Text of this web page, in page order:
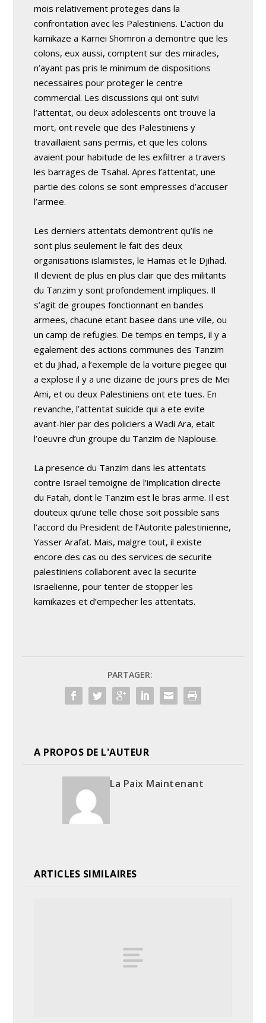
mois relativement proteges dans la
confrontation avec les Palestiniens. L’action du
kamikaze a Karnei Shomron a demontre que les
colons, eux aussi, comptent sur des miracles,
n’ayant pas pris le minimum de dispositions
necessaires pour proteger le centre
commercial. Les discussions qui ont suivi
l’attentat, ou deux adolescents ont trouve la
mort, ont revele que des Palestiniens y
travaillaient sans permis, et que les colons
avaient pour habitude de les exfiltrer a travers
les barrages de Tsahal. Apres l’attentat, une
partie des colons se sont empresses d’accuser
l’armee.
Les derniers attentats demontrent qu’ils ne
sont plus seulement le fait des deux
organisations islamistes, le Hamas et le Djihad.
Il devient de plus en plus clair que des militants
du Tanzim y sont profondement impliques. Il
s’agit de groupes fonctionnant en bandes
armees, chacune etant basee dans une ville, ou
un camp de refugies. De temps en temps, il y a
egalement des actions communes des Tanzim
et du Jihad, a l’exemple de la voiture piegee qui
a explose il y a une dizaine de jours pres de Mei
Ami, et ou deux Palestiniens ont ete tues. En
revanche, l’attentat suicide qui a ete evite
avant-hier par des policiers a Wadi Ara, etait
l’oeuvre d’un groupe du Tanzim de Naplouse.
La presence du Tanzim dans les attentats
contre Israel temoigne de l’implication directe
du Fatah, dont le Tanzim est le bras arme. Il est
douteux qu’une telle chose soit possible sans
l’accord du President de l’Autorite palestinienne,
Yasser Arafat. Mais, malgre tout, il existe
encore des cas ou des services de securite
palestiniens collaborent avec la securite
israelienne, pour tenter de stopper les
kamikazes et d’empecher les attentats.
PARTAGER:
A PROPOS DE L'AUTEUR
La Paix Maintenant
ARTICLES SIMILAIRES